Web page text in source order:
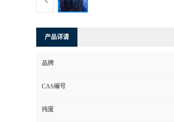
产品详请
品牌
CAS编号
纯度